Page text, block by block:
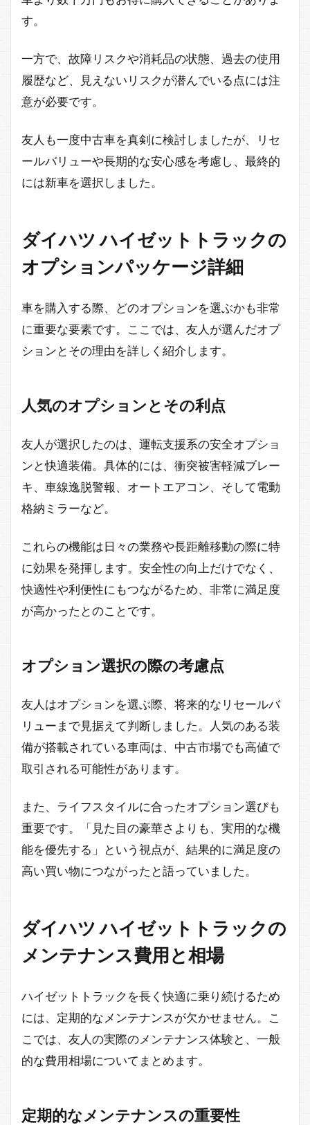
す。
一方で、故障リスクや消耗品の状態、過去の使用
履歴など、見えないリスクが潜んでいる点には注
意が必要です。
友人も一度中古車を真剣に検討しましたが、リセ
ールバリューや長期的な安心感を考慮し、最終的
には新車を選択しました。
ダイハツ ハイゼットトラックの
オプションパッケージ詳細
車を購入する際、どのオプションを選ぶかも非常
に重要な要素です。ここでは、友人が選んだオプ
ションとその理由を詳しく紹介します。
人気のオプションとその利点
友人が選択したのは、運転支援系の安全オプショ
ンと快適装備。具体的には、衝突被害軽減ブレー
キ、車線逸脱警報、オートエアコン、そして電動
格納ミラーなど。
これらの機能は日々の業務や長距離移動の際に特
に効果を発揮します。安全性の向上だけでなく、
快適性や利便性にもつながるため、非常に満足度
が高かったとのことです。
オプション選択の際の考慮点
友人はオプションを選ぶ際、将来的なリセールバ
リューまで見据えて判断しました。人気のある装
備が搭載されている車両は、中古市場でも高値で
取引される可能性があります。
また、ライフスタイルに合ったオプション選びも
重要です。「見た目の豪華さよりも、実用的な機
能を優先する」という視点が、結果的に満足度の
高い買い物につながったと語っていました。
ダイハツ ハイゼットトラックの
メンテナンス費用と相場
ハイゼットトラックを長く快適に乗り続けるため
には、定期的なメンテナンスが欠かせません。こ
こでは、友人の実際のメンテナンス体験と、一般
的な費用相場についてまとめます。
定期的なメンテナンスの重要性